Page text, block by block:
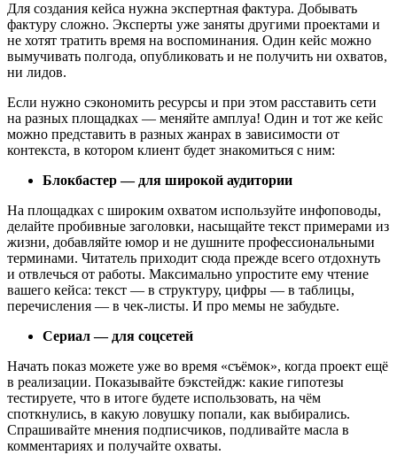
Для создания кейса нужна экспертная фактура. Добывать
фактуру сложно. Эксперты уже заняты другими проектами и
не хотят тратить время на воспоминания. Один кейс можно
вымучивать полгода, опубликовать и не получить ни охватов,
ни лидов.
Если нужно сэкономить ресурсы и при этом расставить сети
на разных площадках — меняйте амплуа! Один и тот же кейс
можно представить в разных жанрах в зависимости от
контекста, в котором клиент будет знакомиться с ним:
Блокбастер — для широкой аудитории
На площадках с широким охватом используйте инфоповоды,
делайте пробивные заголовки, насыщайте текст примерами из
жизни, добавляйте юмор и не душните профессиональными
терминами. Читатель приходит сюда прежде всего отдохнуть
и отвлечься от работы. Максимально упростите ему чтение
вашего кейса: текст — в структуру, цифры — в таблицы,
перечисления — в чек-листы. И про мемы не забудьте.
Сериал — для соцсетей
Начать показ можете уже во время «съёмок», когда проект ещё
в реализации. Показывайте бэкстейдж: какие гипотезы
тестируете, что в итоге будете использовать, на чём
споткнулись, в какую ловушку попали, как выбирались.
Спрашивайте мнения подписчиков, подливайте масла в
комментариях и получайте охваты.